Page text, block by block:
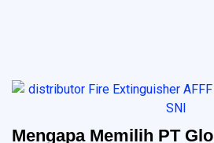
Mengapa Memilih PT